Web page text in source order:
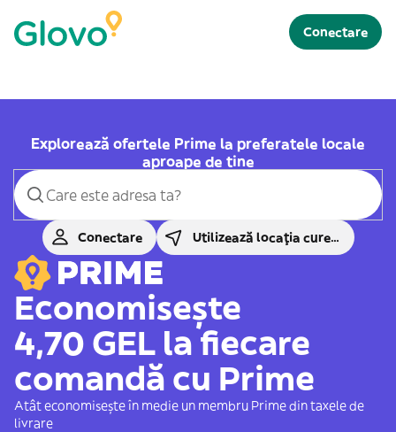
Conectare
Explorează ofertele Prime la preferatele locale
aproape de tine
Conectare Utilizează locația curentă
Economisește
4,70 GEL la fiecare
comandă cu Prime
Atât economisește în medie un membru Prime din taxele de
livrare